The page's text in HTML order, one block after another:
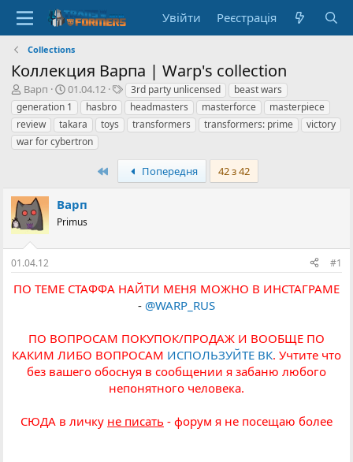
Увійти Реєстрація
Collections
Коллекция Варпа | Warp's collection
А
в
т
о
р
и
Варп
Д
а
т
а
с
р
е
н
01.04.12
Т
е
г
и
3rd party unlicensed
beast wars
generation 1
hasbro headmasters masterforce
masterpiece
review
takara toys transformers transformers: prime
victory
war for cybertron
ПершийПопередня 42 з 42
Варп
Primus
01.04.12 #1
ПО ТЕМЕ СТАФФА НАЙТИ МЕНЯ МОЖНО В ИНСТАГРАМЕ
- @WARP_RUS
ПО ВОПРОСАМ ПОКУПОК/ПРОДАЖ И ВООБЩЕ ПО
КАКИМ ЛИБО ВОПРОСАМ ИСПОЛЬЗУЙТЕ ВК. Учтите что
без вашего обоснуя в сообщении я забаню любого
непонятного человека.
СЮДА в личку не писать - форум я не посещаю более